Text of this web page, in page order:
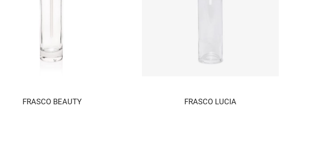
FRASCO BEAUTY FRASCO LUCIA